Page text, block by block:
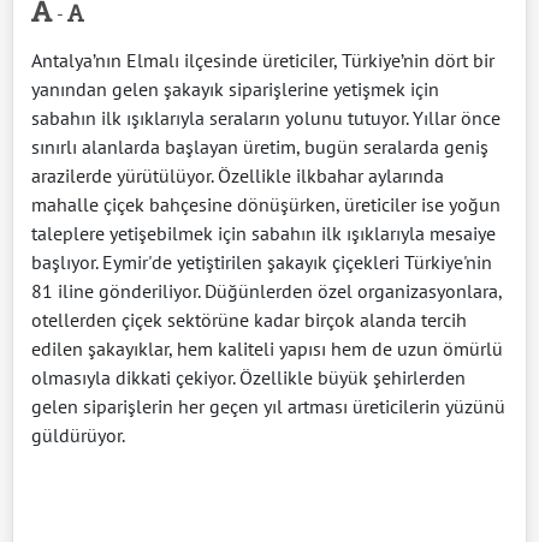
-
Antalya’nın Elmalı ilçesinde üreticiler, Türkiye’nin dört bir
yanından gelen şakayık siparişlerine yetişmek için
sabahın ilk ışıklarıyla seraların yolunu tutuyor. Yıllar önce
sınırlı alanlarda başlayan üretim, bugün seralarda geniş
arazilerde yürütülüyor. Özellikle ilkbahar aylarında
mahalle çiçek bahçesine dönüşürken, üreticiler ise yoğun
taleplere yetişebilmek için sabahın ilk ışıklarıyla mesaiye
başlıyor. Eymir'de yetiştirilen şakayık çiçekleri Türkiye'nin
81 iline gönderiliyor. Düğünlerden özel organizasyonlara,
otellerden çiçek sektörüne kadar birçok alanda tercih
edilen şakayıklar, hem kaliteli yapısı hem de uzun ömürlü
olmasıyla dikkati çekiyor. Özellikle büyük şehirlerden
gelen siparişlerin her geçen yıl artması üreticilerin yüzünü
güldürüyor.